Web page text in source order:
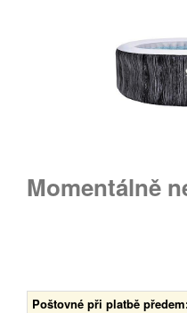
Momentálně
Poštovné při platbě